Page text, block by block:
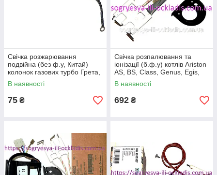
Свічка розжарювання
подвійна (без ф.у, Китай)
колонок газових турбо Грета,
Selena SE1 і, арт. 33.4453,
к.з. 0923
В наявності
75 ₴
Свічка розпалювання та
іонізації (б.ф.у) котлів Ariston
AS, BS, Class, Genus, Egis,
арт. 65115802А, к.з. 0942/1
В наявності
692 ₴